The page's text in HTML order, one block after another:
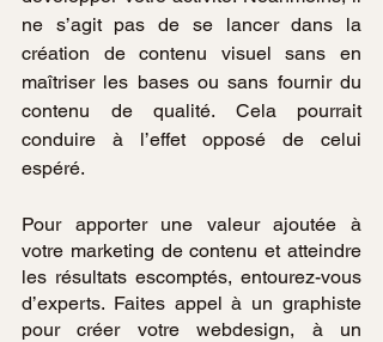
ne s’agit pas de se lancer dans la
création de contenu visuel sans en
maîtriser les bases ou sans fournir du
contenu de qualité. Cela pourrait
conduire à l’effet opposé de celui
espéré.
Pour apporter une valeur ajoutée à
votre marketing de contenu et atteindre
les résultats escomptés, entourez-vous
d’experts. Faites appel à un graphiste
pour créer votre webdesign, à un